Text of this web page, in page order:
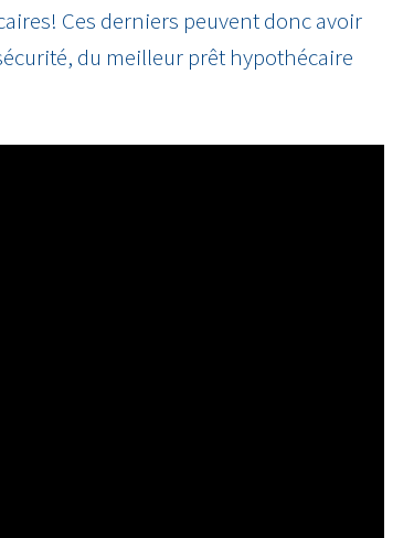
Ces derniers peuvent donc avoir
du meilleur prêt hypothécaire